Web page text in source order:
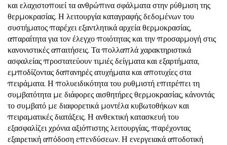
και ελαχιστοποιεί τα ανθρώπινα σφάλματα στην ρύθμιση της
θερμοκρασίας. Η λειτουργία καταγραφής δεδομένων του
συστήματος παρέχει εξαντλητικά αρχεία θερμοκρασίας,
απαραίτητα για τον έλεγχο ποιότητας και την προσαρμογή στις
κανονιστικές απαιτήσεις. Τα πολλαπλά χαρακτηριστικά
ασφαλείας προστατεύουν τιμιές δείγματα και εξαρτήματα,
εμποδίζοντας δαπανηρές ατυχήματα και αποτυχίες στα
πειράματα. Η πολυειδικότητα του ρυθμιστή επιτρέπει τη
συμβατότητα με διάφορες αισθητήρες θερμοκρασίας, κάνοντάς
το συμβατό με διαφορετικά μοντέλα κυβωτοθήκων και
πειραματικές διατάξεις. Η ανθεκτική κατασκευή του
εξασφαλίζει χρόνια αξιόπιστης λειτουργίας, παρέχοντας
εξαιρετική απόδοση επενδύσεων. Η ενεργειακά αποδοτική